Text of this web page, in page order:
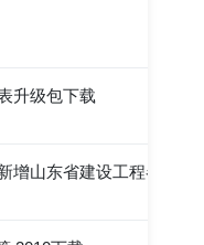
升级包下载
增山东省建设工程各专业